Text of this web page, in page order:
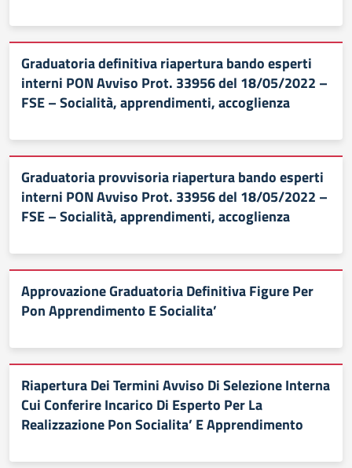
Graduatoria definitiva riapertura bando esperti
interni PON Avviso Prot. 33956 del 18/05/2022 –
FSE – Socialità, apprendimenti, accoglienza
Graduatoria provvisoria riapertura bando esperti
interni PON Avviso Prot. 33956 del 18/05/2022 –
FSE – Socialità, apprendimenti, accoglienza
Approvazione Graduatoria Definitiva Figure Per
Pon Apprendimento E Socialita’
Riapertura Dei Termini Avviso Di Selezione Interna
Cui Conferire Incarico Di Esperto Per La
Realizzazione Pon Socialita’ E Apprendimento